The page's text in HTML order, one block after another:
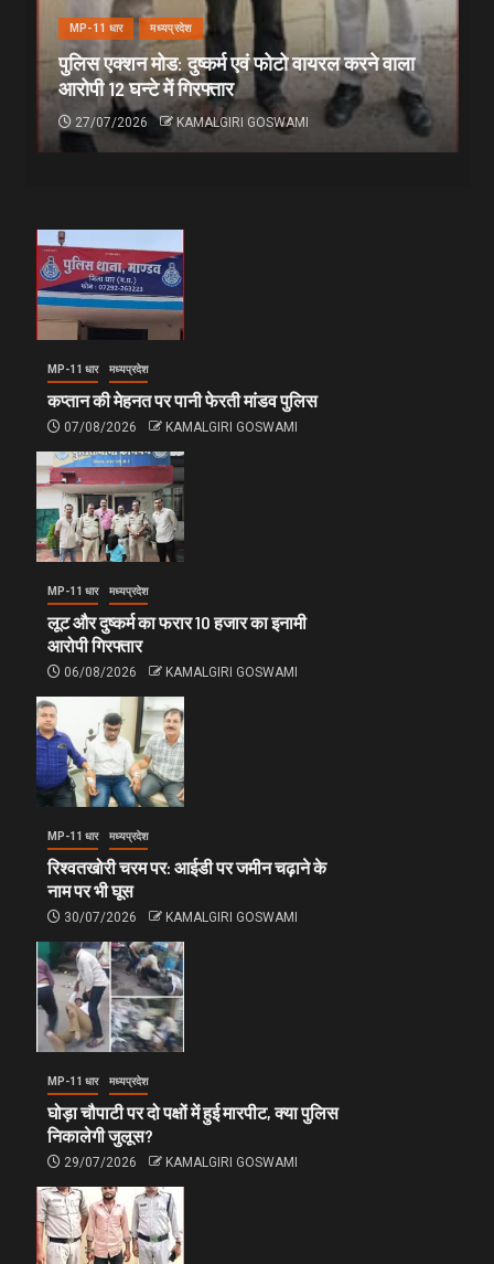
MP-11 धार मध्यप्रदेश
पुलिस एक्शन मोड: दुष्कर्म एवं फोटो वायरल करने वाला
आरोपी 12 घन्टे में गिरफ्तार
27/07/2026 KAMALGIRI GOSWAMI
MP-11 धार मध्यप्रदेश
कप्तान की मेहनत पर पानी फेरती मांडव पुलिस
07/08/2026 KAMALGIRI GOSWAMI
MP-11 धार मध्यप्रदेश
लूट और दुष्कर्म का फरार 10 हजार का इनामी
आरोपी गिरफ्तार
06/08/2026 KAMALGIRI GOSWAMI
MP-11 धार मध्यप्रदेश
रिश्वतखोरी चरम पर: आईडी पर जमीन चढ़ाने के
नाम पर भी घूस
30/07/2026 KAMALGIRI GOSWAMI
MP-11 धार मध्यप्रदेश
घोड़ा चौपाटी पर दो पक्षों में हुई मारपीट, क्या पुलिस
निकालेगी जुलूस?
29/07/2026 KAMALGIRI GOSWAMI